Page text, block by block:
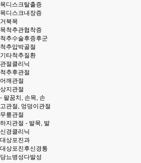
목디스크탈출증
목디스크내장증
거북목
목척추관협착증
척추수술후증후군
척추압박골절
기타척추질환
관절클리닉
척추후관절
어깨관절
상지관절
- 팔꿈치, 손목, 손
고관절, 엉덩이관절
무릎관절
하지관절 - 발목, 발
신경클리닉
대상포진과
대상포진후신경통
당뇨병성다발성